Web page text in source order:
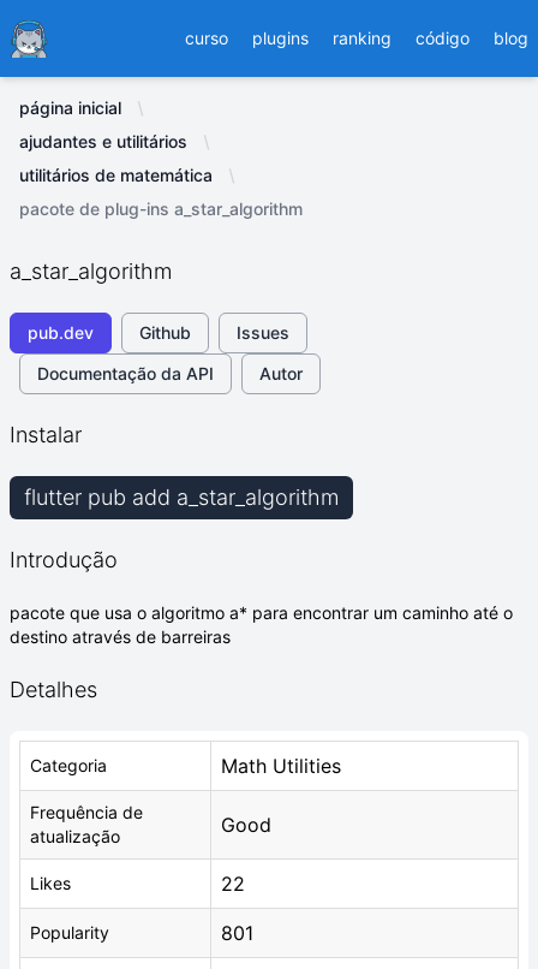
Ducafecat curso plugins ranking código blog
página inicial
ajudantes e utilitários
utilitários de matemática
pacote de plug-ins a_star_algorithm
a_star_algorithm
pub.dev Github
Issues
Documentação da API
Autor
Instalar
flutter pub add a_star_algorithm
Introdução
pacote que usa o algoritmo a* para encontrar um caminho até o
destino através de barreiras
Detalhes
Categoria Math Utilities
Frequência de
atualização
Good
Likes 22
Popularity 801